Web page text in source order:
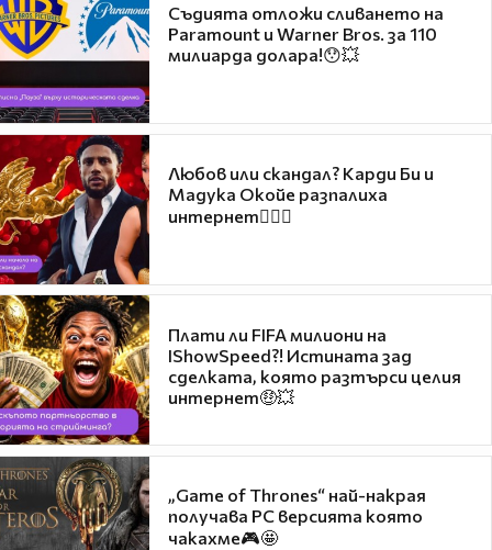
Съдията отложи сливането на
Paramount и Warner Bros. за 110
милиарда долара!😯💥
Любов или скандал? Карди Би и
Мадука Окойе разпалиха
интернет❤️‍🔥🔥
Плати ли FIFA милиони на
IShowSpeed?! Истината зад
сделката, която разтърси целия
интернет🤑💥
„Game of Thrones“ най-накрая
получава PC версията която
чакахме🎮🤩